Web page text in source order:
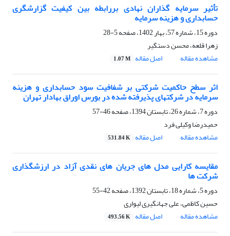
تأثیر سرمایه گذاران نهادی بررابطه بین کیفیت گزارشگری
حسابداری و هزینه سرمایه
دوره 15، شماره 57، بهار 1402، صفحه
5-28
زهرا قلعه، محسن دستگیر
مشاهده مقاله
اصل مقاله 1.07 M
اثر سطح حاکمیت شرکتی بر شفافیت سود حسابداری و هزینه
سرمایه در شرکتهای پذیرفته شده در بورس اوراق بهادار تهران
دوره 7، شماره 26، تابستان 1394، صفحه
46-57
حمیدرضا وکیلی فرد
مشاهده مقاله
اصل مقاله 531.84 K
مقایسه کارایی مدل های جریان های نقدی آزاد در ارزشگذاری
شرکت ها
دوره 5، شماره 18، تابستان 1392، صفحه
42-55
حسین کاظمی، علی جهانگیری لیواری
مشاهده مقاله
اصل مقاله 493.56 K